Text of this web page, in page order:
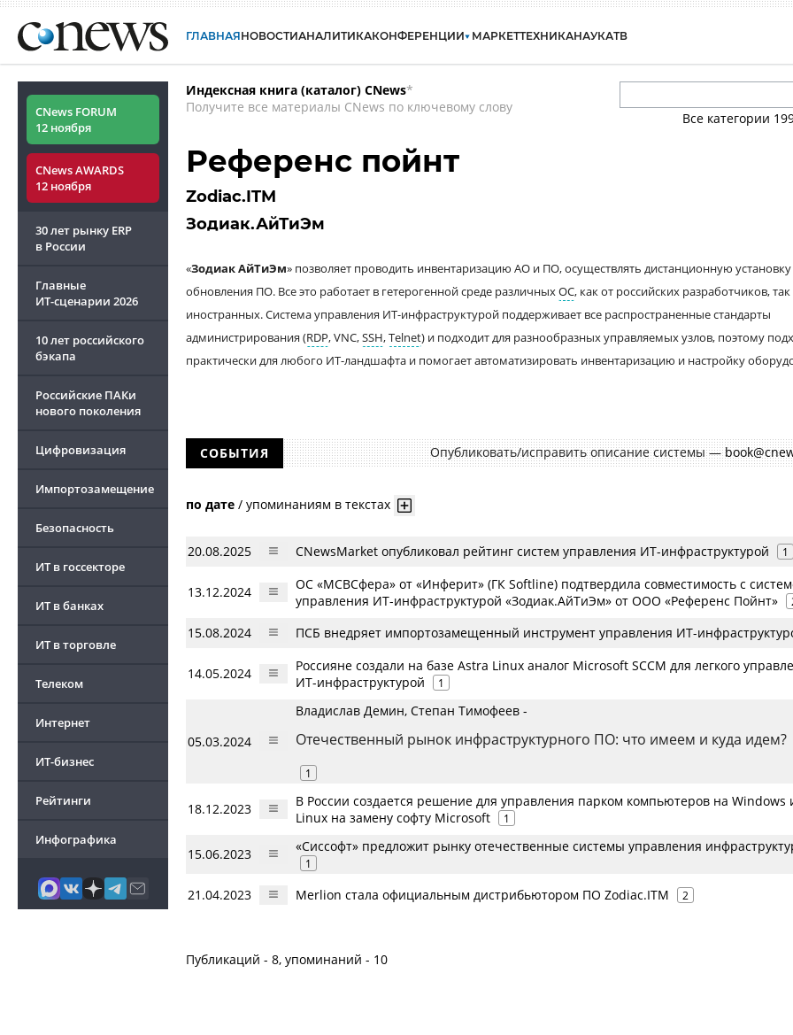
ГЛАВНАЯНОВОСТИАНАЛИТИКАКОНФЕРЕНЦИИ МАРКЕТТЕХНИКАНАУКАТВ
CNews FORUM
12 ноября
CNews AWARDS
12 ноября
30 лет рынку ERP
в России
Главные
ИТ-сценарии 2026
10 лет российского
бэкапа
Российские ПАКи
нового поколения
Цифровизация
Импортозамещение
Безопасность
ИТ в госсекторе
ИТ в банках
ИТ в торговле
Телеком
Интернет
ИТ-бизнес
Рейтинги
Инфографика
Индексная книга (каталог) CNews*
Получите все материалы CNews по ключевому слову
Все категории
Референс пойнт
Zodiaс.ITM
Зодиак.АйТиЭм
«Зодиак АйТиЭм» позволяет проводить инвентаризацию АО и ПО, осуществлять дистанционную
обновления ПО. Все это работает в гетерогенной среде различныхОС, как от российских разработчиков,
иностранных. Система управления ИТ-инфраструктурой поддерживает все распространенные стандарты
администрирования (RDP, VNC,SSH,Telnet) и подходит для разнообразных управляемых узлов, поэтому
практически для любого ИТ-ландшафта и помогает автоматизировать инвентаризацию и настройку
СОБЫТИЯ Опубликовать/исправить описание системы —
по дате / упоминаниям в текстах
20.08.2025 CNewsMarket опубликовал рейтинг систем управления ИТ-инфраструктурой 1
13.12.2024
ОС «МСВСфера» от «Инферит» (ГК Softline) подтвердила совместимость с
управления ИТ-инфраструктурой «Зодиак.АйТиЭм» от ООО «Референс Пойнт»
15.08.2024 ПСБ внедряет импортозамещенный инструмент управления ИТ-
14.05.2024
Россияне создали на базе Astra Linux аналог Microsoft SCCM для легкого
ИТ-инфраструктурой
1
05.03.2024
Владислав Демин, Степан Тимофеев -
Отечественный рынок инфраструктурного ПО: что имеем и куда идем?
1
18.12.2023
В России создается решение для управления парком компьютеров на Windows
Linux на замену софту Microsoft
1
15.06.2023 «Сиссофт» предложит рынку отечественные системы управления
1
21.04.2023 Merlion стала официальным дистрибьютором ПО Zodiaс.ITM 2
Публикаций - 8, упоминаний - 10